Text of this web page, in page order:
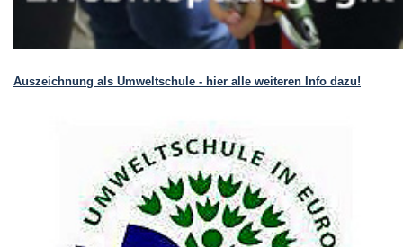
Auszeichnung als Umweltschule - hier alle weiteren Info dazu!